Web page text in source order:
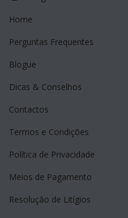
Home
Perguntas Frequentes
Blogue
Dicas & Conselhos
Contactos
Termos e Condições
Política de Privacidade
Meios de Pagamento
Resolução de Litígios